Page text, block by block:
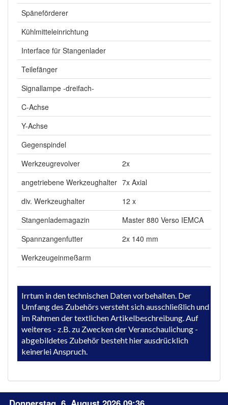
Späneförderer
Kühlmitteleinrichtung
Interface für Stangenlader
Teilefänger
Signallampe -dreifach-
C-Achse
Y-Achse
Gegenspindel
Werkzeugrevolver
2x
angetriebene Werkzeughalter 7x Axial
div. Werkzeughalter
12 x
Stangenlademagazin
Master 880 Verso IEMCA
Spannzangenfutter
2x 140 mm
Werkzeugeinmeßarm
Irrtum in den technischen Daten vorbehalten. Der
Umfang des Zubehörs versteht sich ausschließlich und
im Rahmen der textlichen Artikelbeschreibung. Auf
weiteres - z.B. zu Zwecken der Veranschaulichung -
abgebildetes Zubehör besteht hier ausdrücklich
keinerlei Anspruch.